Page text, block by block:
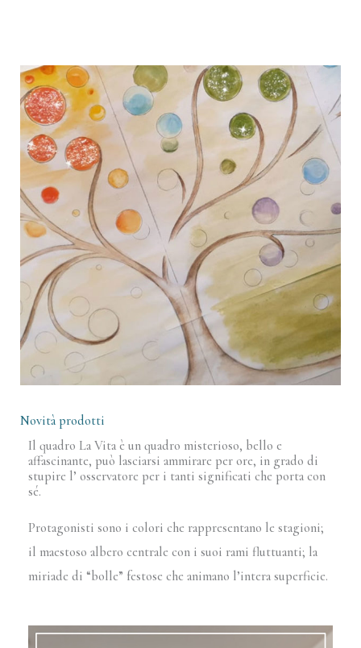
Novità prodotti
Il quadro La Vita è un quadro misterioso, bello e
affascinante, può lasciarsi ammirare per ore, in grado di
stupire l’ osservatore per i tanti significati che porta con
sé.
Protagonisti sono i colori che rappresentano le stagioni;
il maestoso albero centrale con i suoi rami fluttuanti; la
miriade di “bolle” festose che animano l’intera superficie.